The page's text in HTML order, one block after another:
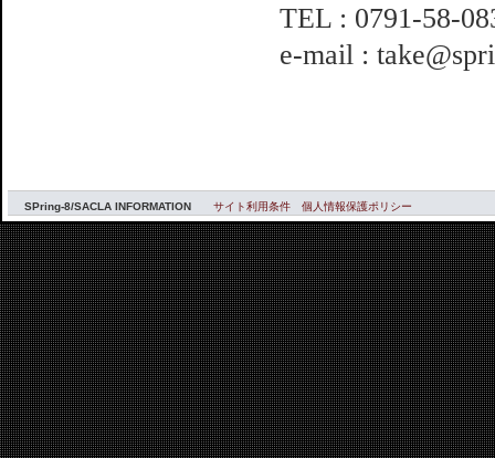
TEL : 0791-58-
e-mail :
SPring-8/SACLA INFORMATION サイト利用条件 個人情報保護ポリシー